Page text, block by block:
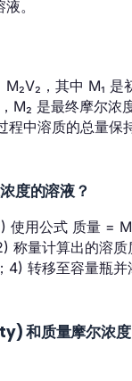
。
M₂V₂，其中 M₁ 是
M₂ 是最终摩尔浓
程中溶质的总量保
度的溶液？
使用公式 质量 =
称量计算出的溶
4) 转移至容量瓶并
和质量摩尔浓